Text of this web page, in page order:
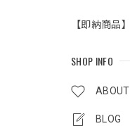
【即納商品】
SHOP INFO
ABOUT
BLOG